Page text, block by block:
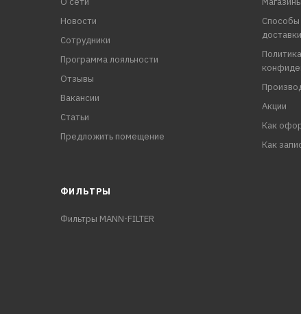
Новости
Сотрудники
Программа лояльности
Отзывы
Вакансии
Статьи
Предложить помещение
Способы
доставки
Политика
Акции
Как
Как
ФИЛЬТРЫ
Фильтры MANN-FILTER